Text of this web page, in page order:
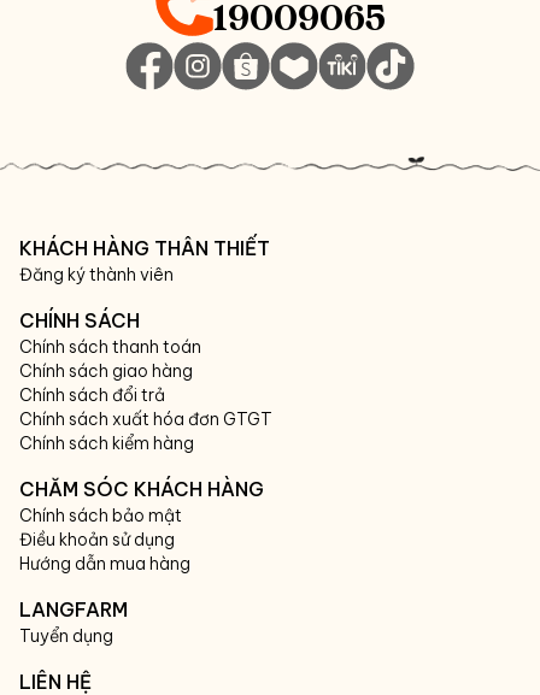
19009065
KHÁCH HÀNG THÂN THIẾT
Đăng ký thành viên
CHÍNH SÁCH
Chính sách thanh toán
Chính sách giao hàng
Chính sách đổi trả
Chính sách xuất hóa đơn GTGT
Chính sách kiểm hàng
CHĂM SÓC KHÁCH HÀNG
Chính sách bảo mật
Điều khoản sử dụng
Hướng dẫn mua hàng
LANGFARM
Tuyển dụng
LIÊN HỆ